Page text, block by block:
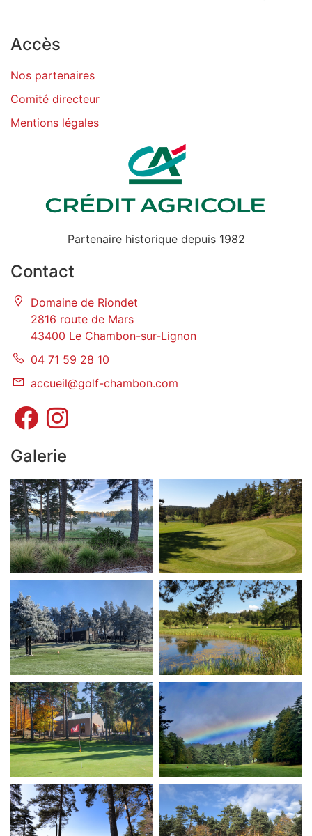
Accès
Nos partenaires
Comité directeur
Mentions légales
Partenaire historique depuis 1982
Contact
Domaine de Riondet
2816 route de Mars
43400 Le Chambon-sur-Lignon
04 71 59 28 10
accueil@golf-chambon.com
Galerie